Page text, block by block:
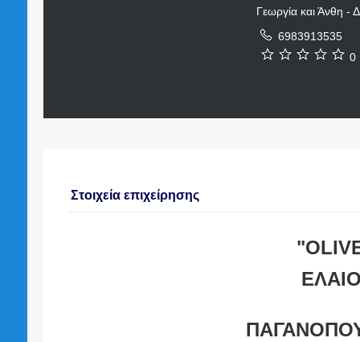
Γεωργία και Άνθη -
6983913535
0
Στοιχεία επιχείρησης